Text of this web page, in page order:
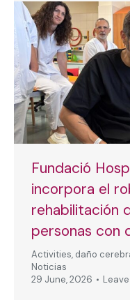
Fundació
incorpora el
rehabilitación
personas con
Activities, daño
Noticias
29 June, 2026